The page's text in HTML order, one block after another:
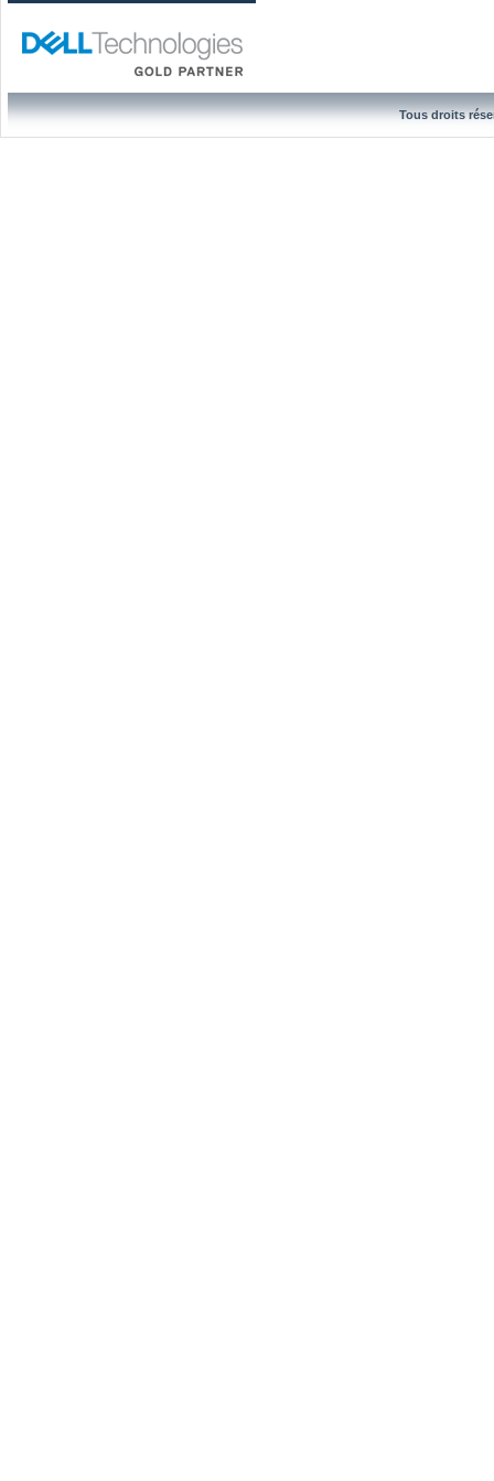
Tous droits